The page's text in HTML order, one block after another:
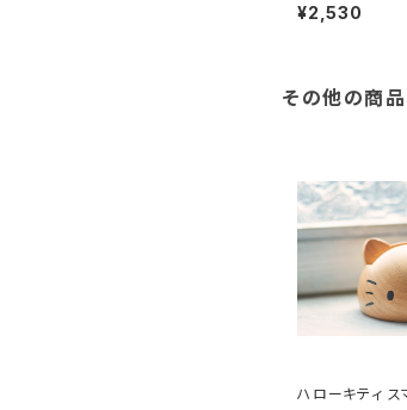
¥2,530
その他の商品
ハローキティ ス